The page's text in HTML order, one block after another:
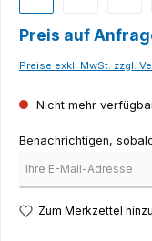
Preis auf
Preise exkl. MwSt. zzgl.
Nicht mehr
Benachrichtigen,
Zum Merkzettel